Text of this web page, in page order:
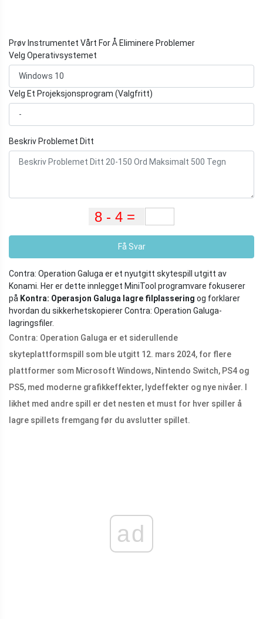
Prøv Instrumentet Vårt For Å Eliminere Problemer
Velg Operativsystemet
Velg Et Projeksjonsprogram (Valgfritt)
Beskriv Problemet Ditt
Få Svar
Contra: Operation Galuga er et nyutgitt skytespill utgitt av
Konami. Her er dette innlegget MiniTool programvare fokuserer
på Kontra: Operasjon Galuga lagre filplassering og forklarer
hvordan du sikkerhetskopierer Contra: Operation Galuga-
lagringsfiler.
Contra: Operation Galuga er et siderullende
skyteplattformspill som ble utgitt 12. mars 2024, for flere
plattformer som Microsoft Windows, Nintendo Switch, PS4 og
PS5, med moderne grafikkeffekter, lydeffekter og nye nivåer. I
likhet med andre spill er det nesten et must for hver spiller å
lagre spillets fremgang før du avslutter spillet.
ad